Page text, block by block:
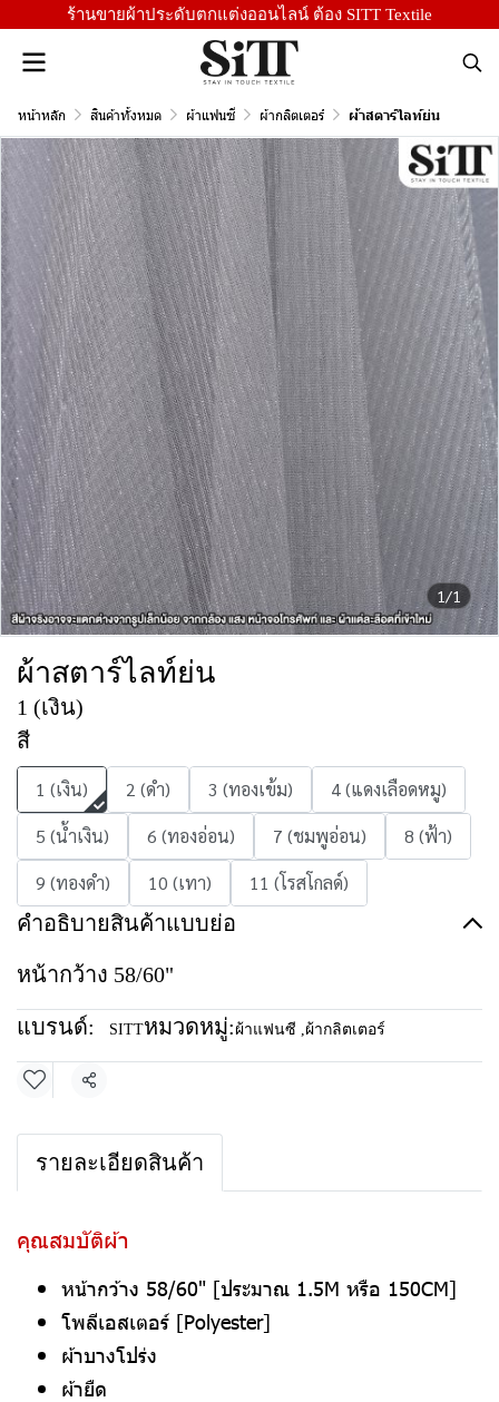
ร้านขายผ้าประดับตกแต่งออนไลน์ ต้อง SITT Textile
หน้าหลัก สินค้าทั้งหมด ผ้าแฟนซี ผ้ากลิตเตอร์ ผ้าสตาร์ไลท์ย่น
1/1
ผ้าสตาร์ไลท์ย่น
1 (เงิน)
สี
1 (เงิน) 2 (ดำ) 3 (ทองเข้ม)
4 (แดงเลือดหมู)
5 (น้ำเงิน)
6 (ทองอ่อน) 7 (ชมพูอ่อน)
8 (ฟ้า)
9 (ทองดำ)
10 (เทา) 11 (โรสโกลด์)
คำอธิบายสินค้าแบบย่อ
หน้ากว้าง 58/60"
แบรนด์: SITTหมวดหมู่: ผ้าแฟนซี ,ผ้ากลิตเตอร์
แชร์
รายละเอียดสินค้า
คุณสมบัติผ้า
หน้ากว้าง 58/60" [ประมาณ 1.5M หรือ 150CM]
โพลีเอสเตอร์ [Polyester]
ผ้าบางโปร่ง
ผ้ายืด